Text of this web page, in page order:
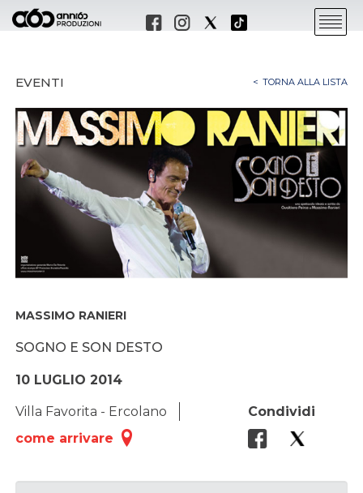
EVENTI TORNA ALLA LISTA
MASSIMO RANIERI
SOGNO E SON DESTO
10 LUGLIO 2014
Villa Favorita - Ercolano
come arrivare
Condividi